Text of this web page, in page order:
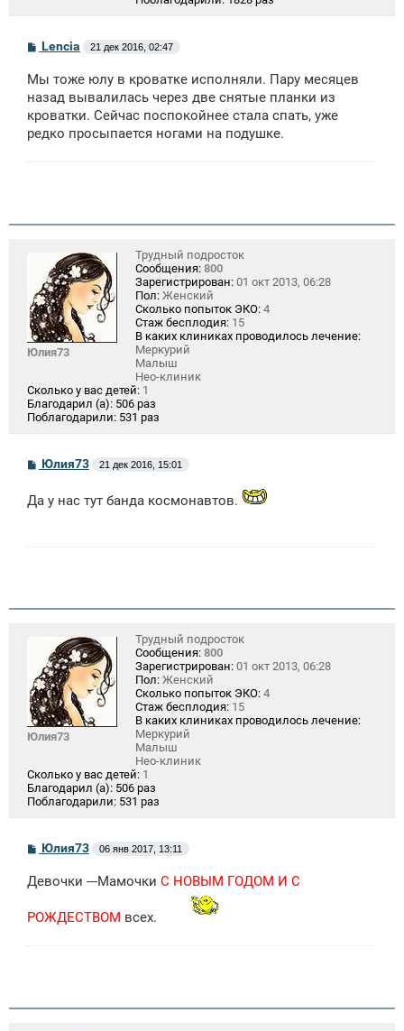
С
о
б
щ
н
и
Lencia 21 дек 2016, 02:47
Мы тоже юлу в кроватке исполняли. Пару месяцев
назад вывалилась через две снятые планки из
кроватки. Сейчас поспокойнее стала спать, уже
редко просыпается ногами на подушке.
Юлия73
Трудный подросток
Сообщения: 800
Зарегистрирован: 01 окт 2013, 06:28
Пол: Женский
Сколько попыток ЭКО: 4
Стаж бесплодия: 15
В каких клиниках проводилось лечение:
Меркурий
Малыш
Нео-клиник
Сколько у вас детей: 1
Благодарил (а): 506 раз
Поблагодарили: 531 раз
С
о
б
Юлия73 21 дек 2016, 15:01
Да у нас тут банда космонавтов.
Юлия73
Трудный подросток
Сообщения: 800
Зарегистрирован: 01 окт 2013, 06:28
Пол: Женский
Сколько попыток ЭКО: 4
Стаж бесплодия: 15
В каких клиниках проводилось лечение:
Меркурий
Малыш
Нео-клиник
Сколько у вас детей: 1
Благодарил (а): 506 раз
Поблагодарили: 531 раз
С
б
е
н
Юлия73 06 янв 2017, 13:11
Девочки ---Мамочки С НОВЫМ ГОДОМ И С
РОЖДЕСТВОМ всех.